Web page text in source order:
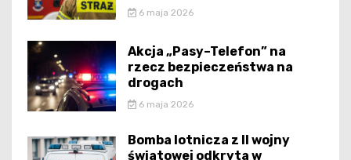
6 maja 2026
Akcja „Pasy–Telefon” na
rzecz bezpieczeństwa na
drogach
6 maja 2026
Bomba lotnicza z II wojny
światowej odkryta w